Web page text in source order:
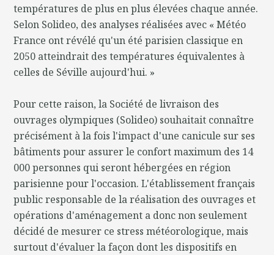
températures de plus en plus élevées chaque année.
Selon Solideo, des analyses réalisées avec « Météo
France ont révélé qu'un été parisien classique en
2050 atteindrait des températures équivalentes à
celles de Séville aujourd'hui. »
Pour cette raison, la Société de livraison des
ouvrages olympiques (Solideo) souhaitait connaître
précisément à la fois l'impact d'une canicule sur ses
bâtiments pour assurer le confort maximum des 14
000 personnes qui seront hébergées en région
parisienne pour l'occasion. L'établissement français
public responsable de la réalisation des ouvrages et
opérations d'aménagement a donc non seulement
décidé de mesurer ce stress météorologique, mais
surtout d'évaluer la façon dont les dispositifs en